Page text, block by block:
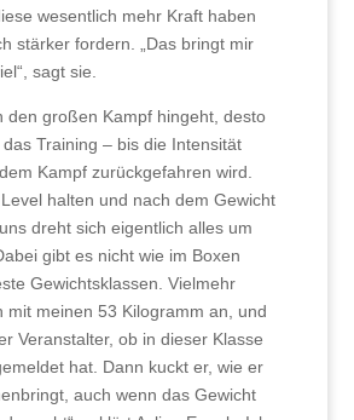
wesentlich mehr Kraft haben
stärker fordern. „Das bringt mir
sagt sie.
den großen Kampf hingeht, desto
Training – bis die Intensität
Kampf zurückgefahren wird.
halten und nach dem Gewicht
dreht sich eigentlich alles um
gibt es nicht wie im Boxen
Gewichtsklassen. Vielmehr
mit meinen 53 Kilogramm an, und
Veranstalter, ob in dieser Klasse
hat. Dann kuckt er, wie er
auch wenn das Gewicht